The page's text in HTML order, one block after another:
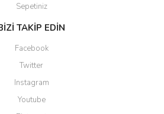
Sepetiniz
TAKİP EDİN
Facebook
Twitter
Instagram
Youtube